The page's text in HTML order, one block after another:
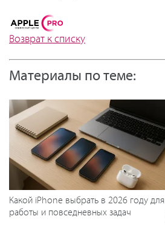
Возврат к списку
Материалы по теме:
Какой iPhone выбрать в 2026 году для
работы и повседневных задач